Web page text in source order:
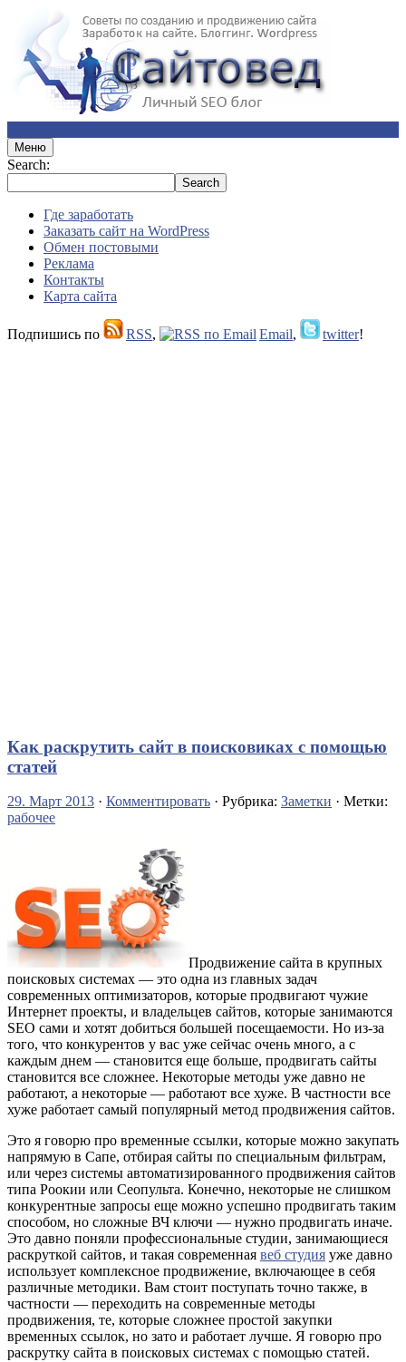
Меню
Search:
Где заработать
Заказать сайт на WordPress
Обмен постовыми
Реклама
Контакты
Карта сайта
Подпишись по RSS, Email, twitter!
Как раскрутить сайт в поисковиках с помощью
статей
29. Март 2013 · Комментировать · Рубрика: Заметки · Метки:
рабочее
Продвижение сайта в крупных
поисковых системах — это одна из главных задач
современных оптимизаторов, которые продвигают чужие
Интернет проекты, и владельцев сайтов, которые занимаются
SEO сами и хотят добиться большей посещаемости. Но из-за
того, что конкурентов у вас уже сейчас очень много, а с
каждым днем — становится еще больше, продвигать сайты
становится все сложнее. Некоторые методы уже давно не
работают, а некоторые — работают все хуже. В частности все
хуже работает самый популярный метод продвижения сайтов.
Это я говорю про временные ссылки, которые можно закупать
напрямую в Сапе, отбирая сайты по специальным фильтрам,
или через системы автоматизированного продвижения сайтов
типа Роокии или Сеопульта. Конечно, некоторые не слишком
конкурентные запросы еще можно успешно продвигать таким
способом, но сложные ВЧ ключи — нужно продвигать иначе.
Это давно поняли профессиональные студии, занимающиеся
раскруткой сайтов, и такая современная веб студия уже давно
использует комплексное продвижение, включающее в себя
различные методики. Вам стоит поступать точно также, в
частности — переходить на современные методы
продвижения, те, которые сложнее простой закупки
временных ссылок, но зато и работает лучше. Я говорю про
раскрутку сайта в поисковых системах с помощью статей.